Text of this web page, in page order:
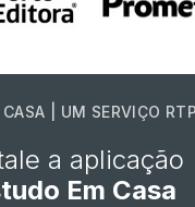
| UM SERVIÇO
a aplicação
Em Casa